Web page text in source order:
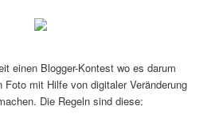
einen Blogger-Kontest wo es darum
mit Hilfe von digitaler Veränderung
Die Regeln sind diese: